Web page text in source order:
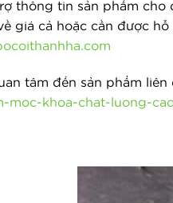
thông tin sản phẩm
giá cả hoặc cần được
tâm đến sản phẩm
moc-khoa-chat-luong-